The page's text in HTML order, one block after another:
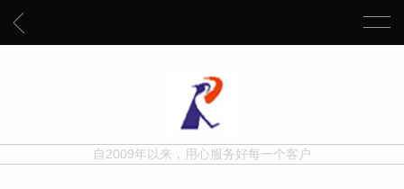
自2009年以来，用心服务好每一个客户